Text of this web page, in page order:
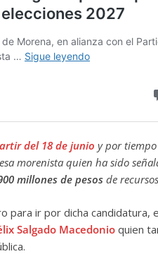
del 18 de junio y por
morenista quien ha sido
millones de pesos de
para ir por dicha candidatura,
Salgado Macedonio quien